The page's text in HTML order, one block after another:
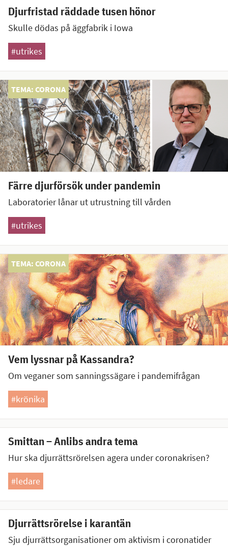
Djurfristad räddade tusen hönor
Skulle dödas på äggfabrik i Iowa
#utrikes
TEMA: CORONA
Färre djurförsök under pandemin
Laboratorier lånar ut utrustning till vården
#utrikes
TEMA: CORONA
Vem lyssnar på Kassandra?
Om veganer som sanningssägare i pandemifrågan
#krönika
Smittan – Anlibs andra tema
Hur ska djurrättsrörelsen agera under coronakrisen?
#ledare
Djurrättsrörelse i karantän
Sju djurrättsorganisationer om aktivism i coronatider